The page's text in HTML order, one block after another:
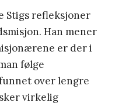
Stigs refleksjoner
Han mener
er der i
følge
over lengre
virkelig